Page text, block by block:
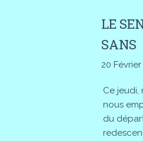
LE
SANS
20
Ce jeudi,
nous
du